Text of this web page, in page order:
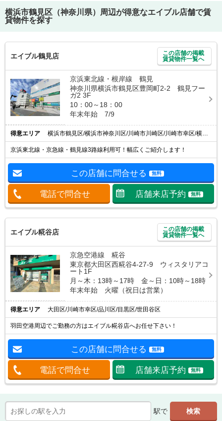
横浜市鶴見区（神奈川県）
周辺が得意なエイブル店舗で賃
貸物件を探す
エイブル鶴見店
この店舗の掲載
賃貸物件一覧へ
京浜東北線・根岸線 鶴見
神奈川県横浜市鶴見区豊岡町2-2 鶴見フー
ガ2 3F
10：00～18：00
年末年始 7/9
得意エリア 横浜市鶴見区/横浜市神奈川区/川崎市川崎区/川崎市幸区/横浜市港北区
京浜東北線・京急線・鶴見線3路線利用可！幅広くご紹介します！
この店舗に問合せる 無料
電話で問合せ 店舗来店予約 無料
エイブル糀谷店
この店舗の掲載
賃貸物件一覧へ
京急空港線 糀谷
東京都大田区西糀谷4-27-9 ウィスタリアコ
ート1F
月～木：13時～17時 金～日：10時～18時
年末年始 火曜（祝日は営業）
得意エリア 大田区/川崎市幸区/品川区/目黒区/世田谷区
羽田空港周辺でご勤務の方はエイブル糀谷店へお任せ下さい！
この店舗に問合せる 無料
電話で問合せ 店舗来店予約 無料
駅で